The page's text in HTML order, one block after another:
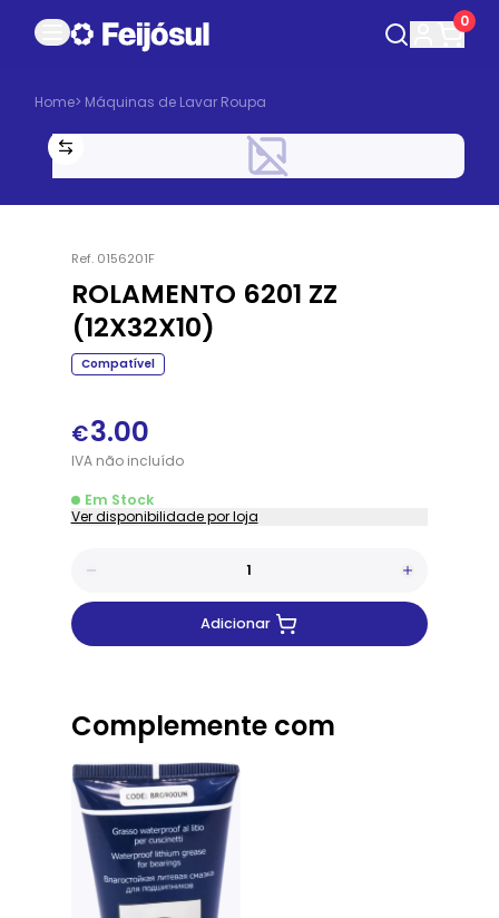
0
Home> Máquinas de Lavar Roupa
Ref. 0156201F
ROLAMENTO 6201 ZZ
(12X32X10)
Compatível
€3.00
IVAnãoincluído
Em Stock
Ver disponibilidade por loja
Adicionar
Complemente com